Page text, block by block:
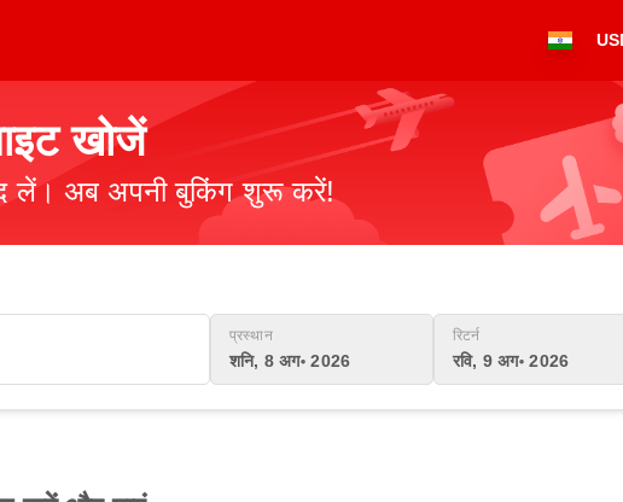
खोजें
लें। अब अपनी बुकिंग शुरू करें!
प्रस्थान
शनि, 8 अग॰ 2026
रिटर्न
रवि, 9 अग॰ 2026